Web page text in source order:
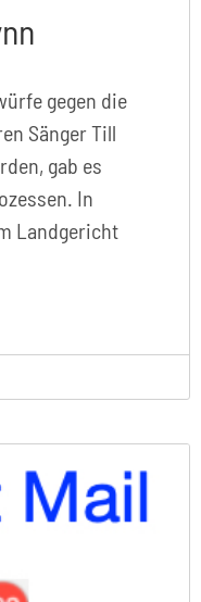
gegen die
Sänger Till
gab es
In
Landgericht